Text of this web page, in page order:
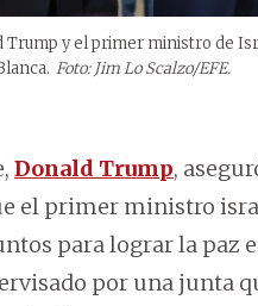
y el primer ministro de
Foto: Jim Lo Scalzo/EFE.
Donald Trump,
el primer ministro
para lograr la paz
por una junta